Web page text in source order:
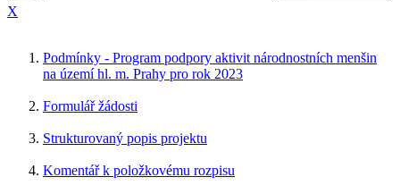
X
Podmínky - Program podpory aktivit národnostních menšin
na území hl. m. Prahy pro rok 2023
Formulář žádosti
Strukturovaný popis projektu
Komentář k položkovému rozpisu